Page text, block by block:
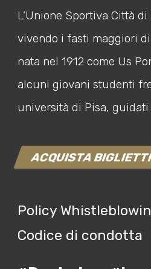
L’Unione Sportiva Città
vivendo i fasti maggiori
nata nel 1912 come Us
alcuni giovani studenti
università di Pisa,
ACQUISTA
Policy
Codice di condotta